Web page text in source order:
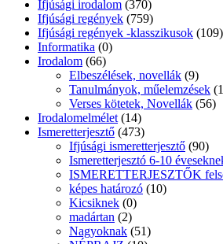
Kicsiknek (0)
madártan (2)
Nagyoknak
NÉPRAJZ
Ismeretterjesztők (139)
Kalandregény (16 éves kortól) (34)
Kalandregény 10 éves kortól (34)
Képzőművészet (1)
kezdő olvasóknak (16)
Kicsiknek (1154)
0-3 éveseknek (83)
Leporello (75)
Mese (0)
4-7 éveseknek
(670)
Mese (598)
Vers (71)